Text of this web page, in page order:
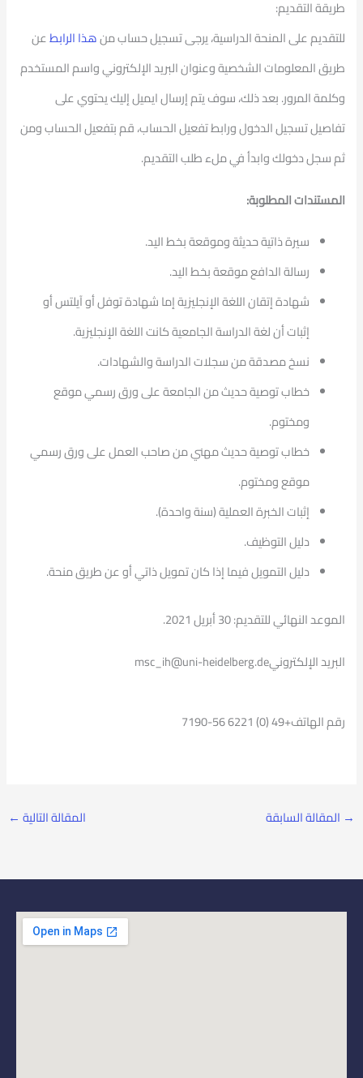
طريقة التقديم:
للتقديم على المنحة الدراسية، يرجى تسجيل حساب منهذا الرابطعن
طريق المعلومات الشخصية وعنوان البريد الإلكتروني واسم المستخدم
وكلمة المرور. بعد ذلك، سوف يتم إرسال ايميل إليك يحتوي على
تفاصيل تسجيل الدخول ورابط تفعيل الحساب، قم بتفعيل الحساب ومن
ثم سجل دخولك وابدأ في ملء طلب التقديم.
المستندات المطلوبة:
سيرة ذاتية حديثة وموقعة بخط اليد.
رسالة الدافع موقعة بخط اليد.
شهادة إتقان اللغة الإنجليزية إما شهادة توفل أو آيلتس أو
إثبات أن لغة الدراسة الجامعية كانت اللغة الإنجليزية.
نسخ مصدقة من سجلات الدراسة والشهادات.
خطاب توصية حديث من الجامعة على ورق رسمي موقع
ومختوم.
خطاب توصية حديث مهني من صاحب العمل على ورق رسمي
موقع ومختوم.
إثبات الخبرة العملية (سنة واحدة).
دليل التوظيف.
دليل التمويل فيما إذا كان تمويل ذاتي أو عن طريق منحة.
الموعد النهائي للتقديم: 30 أبريل 2021.
البريد الإلكترونيmsc_ih@uni-heidelberg.de
رقم الهاتف+49 (0) 6221 56-7190
→ المقالة السابقة المقالة التالية ←